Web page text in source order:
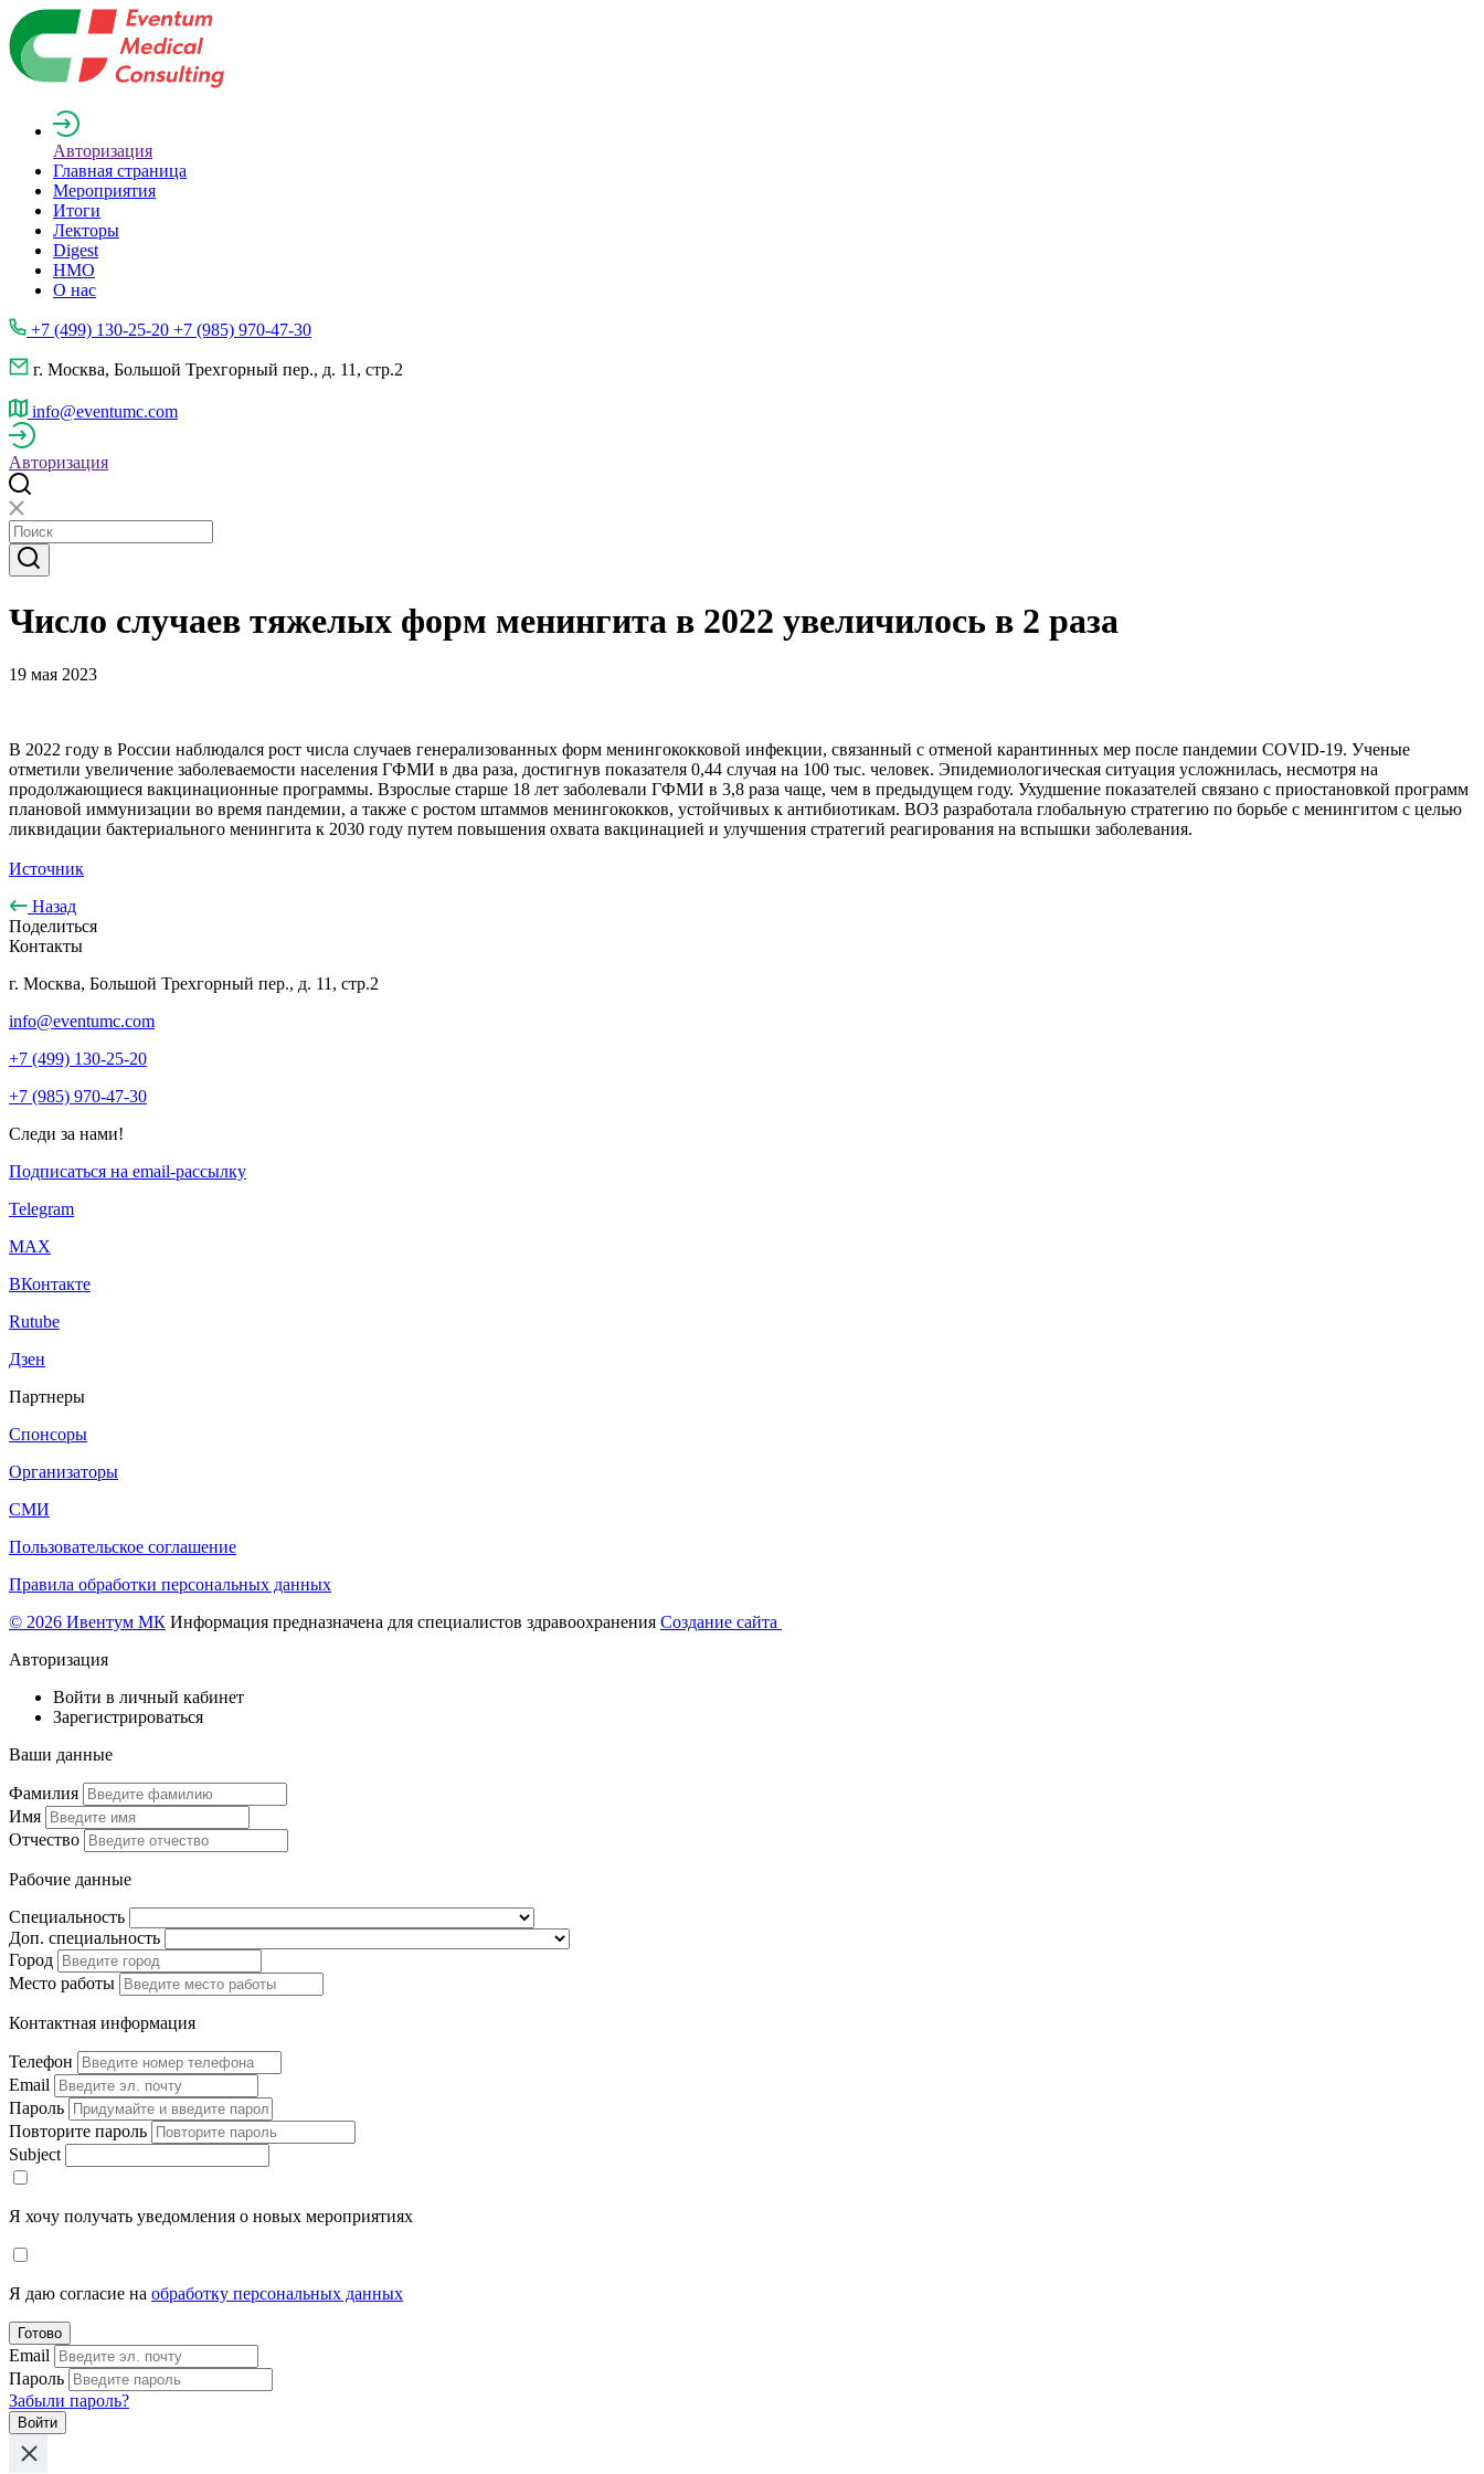
Авторизация
Главная страница
Мероприятия
Итоги
Лекторы
Digest
НМО
О нас
+7 (499) 130-25-20 +7 (985) 970-47-30
г. Москва, Большой Трехгорный пер., д. 11, стр.2
info@eventumc.com
Авторизация
Число случаев тяжелых форм менингита в 2022 увеличилось в 2 раза
19 мая 2023
В 2022 году в России наблюдался рост числа случаев генерализованных форм менингококковой инфекции, связанный с отменой карантинных мер после пандемии COVID-19. Ученые
отметили увеличение заболеваемости населения ГФМИ в два раза, достигнув показателя 0,44 случая на 100 тыс. человек. Эпидемиологическая ситуация усложнилась, несмотря на
продолжающиеся вакцинационные программы. Взрослые старше 18 лет заболевали ГФМИ в 3,8 раза чаще, чем в предыдущем году. Ухудшение показателей связано с приостановкой программ
плановой иммунизации во время пандемии, а также с ростом штаммов менингококков, устойчивых к антибиотикам. ВОЗ разработала глобальную стратегию по борьбе с менингитом с целью
ликвидации бактериального менингита к 2030 году путем повышения охвата вакцинацией и улучшения стратегий реагирования на вспышки заболевания.
Источник
Назад
Поделиться
Контакты
г. Москва, Большой Трехгорный пер., д. 11, стр.2
info@eventumc.com
+7 (499) 130-25-20
+7 (985) 970-47-30
Следи за нами!
Подписаться на email-рассылку
Telegram
МАХ
ВКонтакте
Rutube
Дзен
Партнеры
Спонсоры
Организаторы
СМИ
Пользовательское соглашение
Правила обработки персональных данных
© 2026 Ивентум МК Информация предназначена для специалистов здравоохранения Создание сайта
Авторизация
Войти в личный кабинет
Зарегистрироваться
Ваши данные
Фамилия
Имя
Отчество
Рабочие данные
Специальность
Доп. специальность
Город
Место работы
Контактная информация
Телефон
Email
Пароль
Повторите пароль
Subject
Я хочу получать уведомления о новых мероприятиях
Я даю согласие на обработку персональных данных
Готово
Email
Пароль
Забыли пароль?
Войти